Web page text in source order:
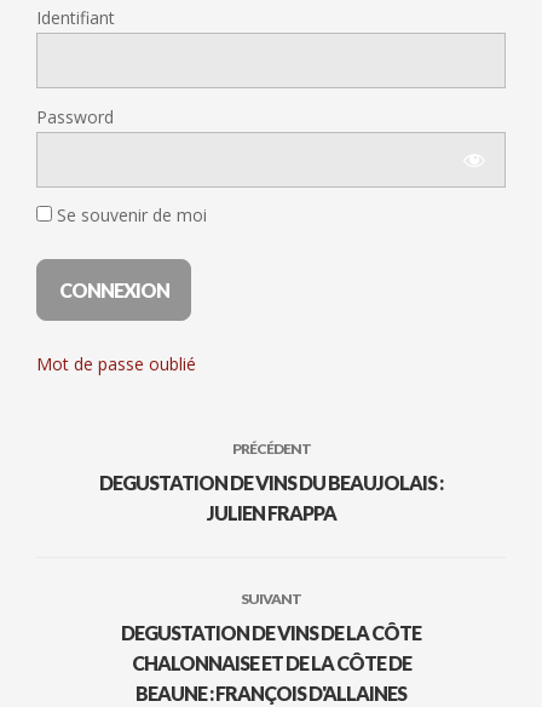
Identifiant
Password
Se souvenir de moi
Mot de passe oublié
PRÉCÉDENT
DEGUSTATION DE VINS DU BEAUJOLAIS :
JULIEN FRAPPA
SUIVANT
DEGUSTATION DE VINS DE LA CÔTE
CHALONNAISE ET DE LA CÔTE DE
BEAUNE : FRANÇOIS D'ALLAINES